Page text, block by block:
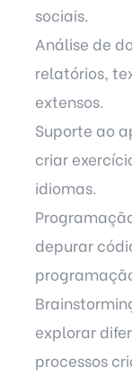
sociais.
Análise de
relatórios,
extensos.
Suporte ao
criar
idiomas.
depurar
explorar
processos